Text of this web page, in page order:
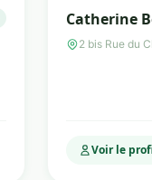
Catherine
2 bis Rue du
Voir le